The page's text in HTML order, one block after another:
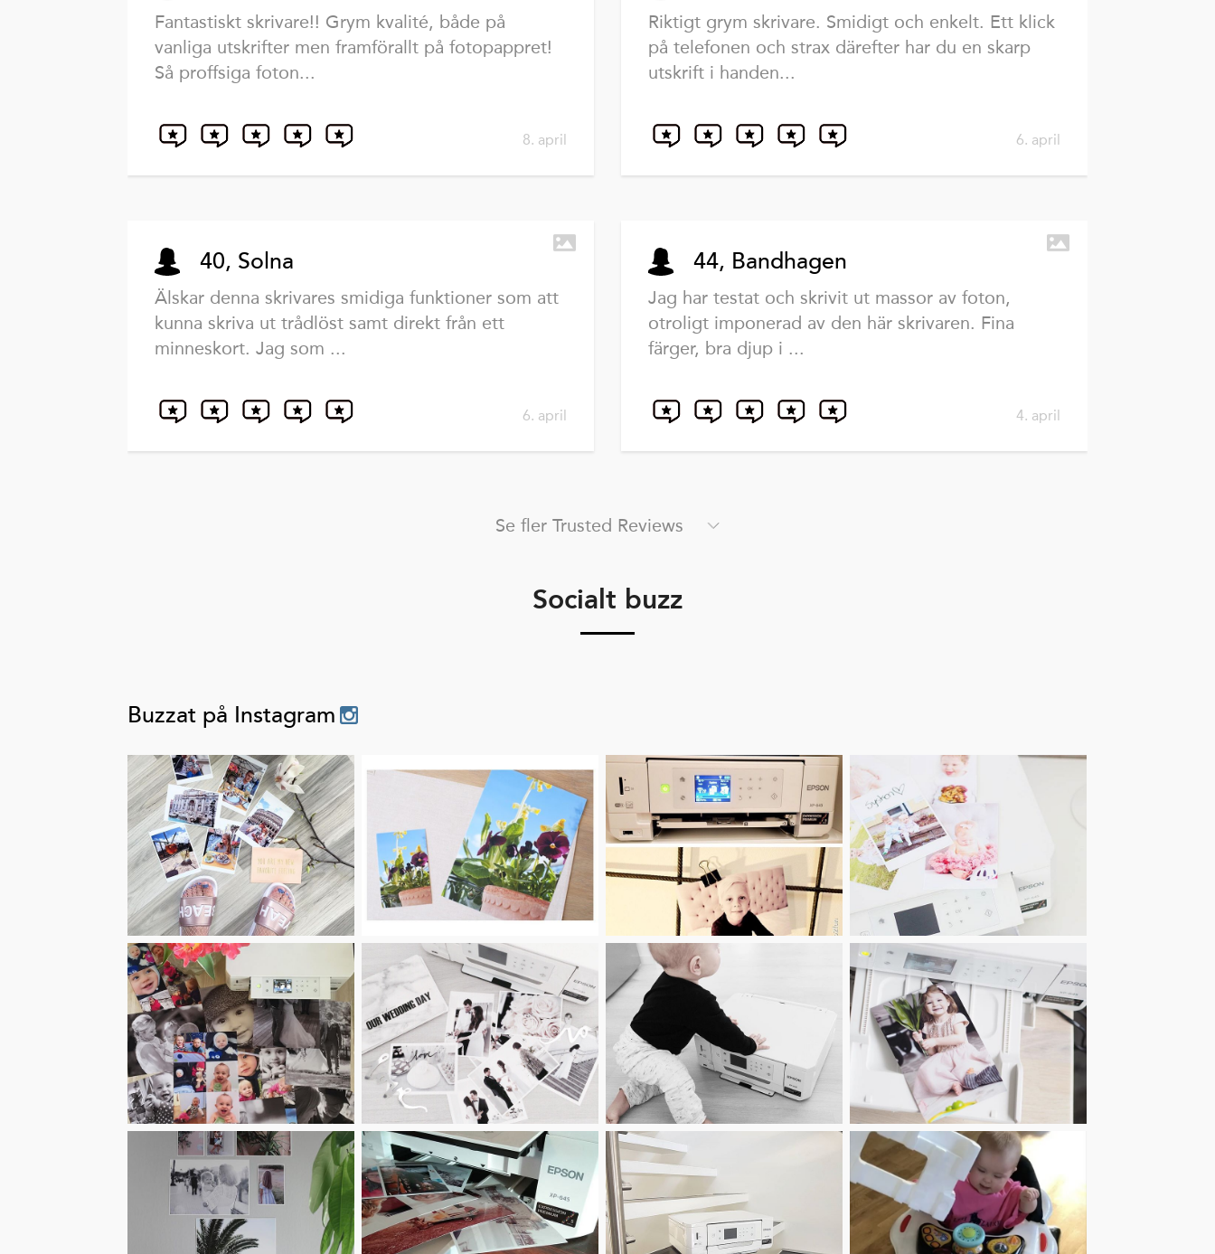
Fantastiskt skrivare!! Grym kvalité, både på
vanliga utskrifter men framförallt på fotopappret!
Så proffsiga foton...
8. april
Riktigt grym skrivare. Smidigt och enkelt. Ett klick
på telefonen och strax därefter har du en skarp
utskrift i handen...
6. april
40, Solna
Älskar denna skrivares smidiga funktioner som att
kunna skriva ut trådlöst samt direkt från ett
minneskort. Jag som ...
6. april
44, Bandhagen
Jag har testat och skrivit ut massor av foton,
otroligt imponerad av den här skrivaren. Fina
färger, bra djup i ...
4. april
Se fler Trusted Reviews
Socialt buzz
Buzzat på Instagram